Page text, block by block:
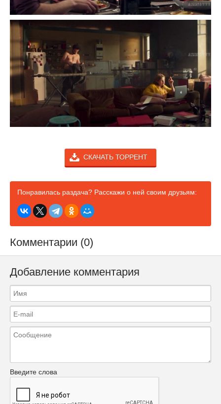
СКАЧАТЬ ТОРРЕНТ
Понравилась раздача? Расскажи о ней своим друзьям:
Комментарии (0)
Добавление комментария
Введите слова